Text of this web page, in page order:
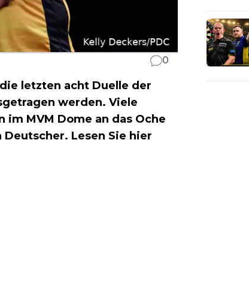
0
letzten acht Duelle der
werden. Viele
MVM Dome an das Oche
Deutscher. Lesen Sie hier